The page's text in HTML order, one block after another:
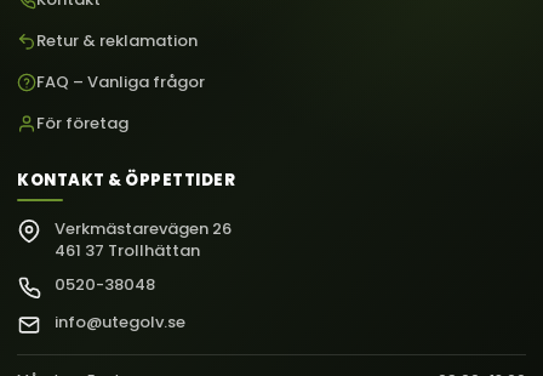
Retur & reklamation
FAQ – Vanliga frågor
För företag
KONTAKT & ÖPPETTIDER
Verkmästarevägen 26
461 37 Trollhättan
0520-38048
info@utegolv.se